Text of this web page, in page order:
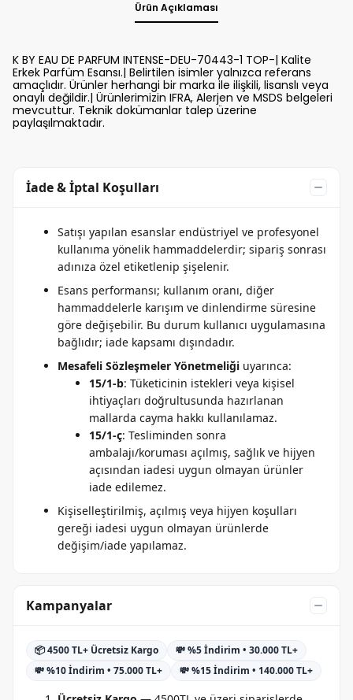
Ürün Açıklaması
K BY EAU DE PARFUM INTENSE-DEU-70443-1 TOP-| Kalite
Erkek Parfüm Esansı.| Belirtilen isimler yalnızca referans
amaçlıdır. Ürünler herhangi bir marka ile ilişkili, lisanslı veya
onaylı değildir.| Ürünlerimizin IFRA, Alerjen ve MSDS belgeleri
mevcuttur. Teknik dokümanlar talep üzerine
paylaşılmaktadır.
İade & İptal Koşulları
Satışı yapılan esanslar endüstriyel ve profesyonel
kullanıma yönelik hammaddelerdir; sipariş sonrası
adınıza özel etiketlenip şişelenir.
Esans performansı; kullanım oranı, diğer
hammaddelerle karışım ve dinlendirme süresine
göre değişebilir. Bu durum kullanıcı uygulamasına
bağlıdır; iade kapsamı dışındadır.
Mesafeli Sözleşmeler Yönetmeliği uyarınca:
15/1-b: Tüketicinin istekleri veya kişisel
ihtiyaçları doğrultusunda hazırlanan
mallarda cayma hakkı kullanılamaz.
15/1-ç: Tesliminden sonra
ambalajı/koruması açılmış, sağlık ve hijyen
açısından iadesi uygun olmayan ürünler
iade edilemez.
Kişiselleştirilmiş, açılmış veya hijyen koşulları
gereği iadesi uygun olmayan ürünlerde
değişim/iade yapılamaz.
Kampanyalar
📦 4500 TL+ Ücretsiz Kargo
💸 %5 İndirim • 30.000 TL+
💸 %10 İndirim • 75.000 TL+
💸 %15 İndirim • 140.000 TL+